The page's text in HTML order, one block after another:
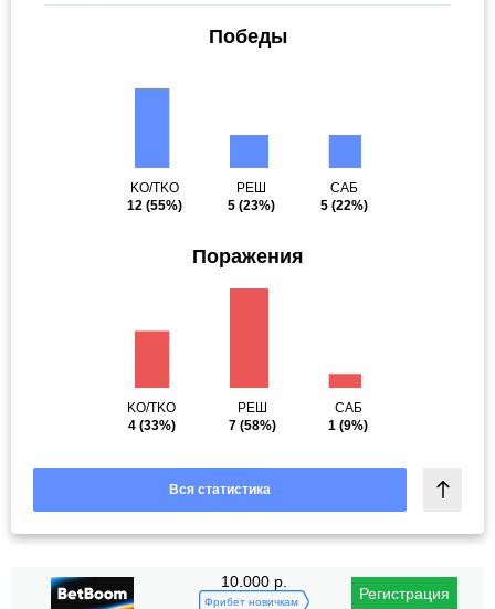
Победы
KO/TKO
12 (55%)
РЕШ
5 (23%)
САБ
5 (22%)
Поражения
KO/TKO
4(33%)
РЕШ
7(58%)
САБ
1 (9%)
Вся статистика
10.000 р.
Фрибет новичкам Регистрация